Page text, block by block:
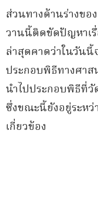
ส่วนทางด้านร่างขอ
วานนี้ติดขัดปัญหาเ
ล่าสุดคาดว่าในวัน
ประกอบพิธีทางศาส
นำไปประกอบพิธีที่วั
ซึ่งขณะนี้ยังอยู่ระหว่
เกี่ยวข้อง